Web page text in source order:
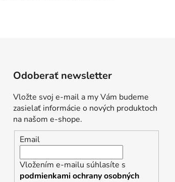
Odoberať newsletter
Vložte svoj e-mail a my Vám budeme
zasielať informácie o nových produktoch
na našom e-shope.
Email
Vložením e-mailu súhlasíte s
podmienkami ochrany osobných